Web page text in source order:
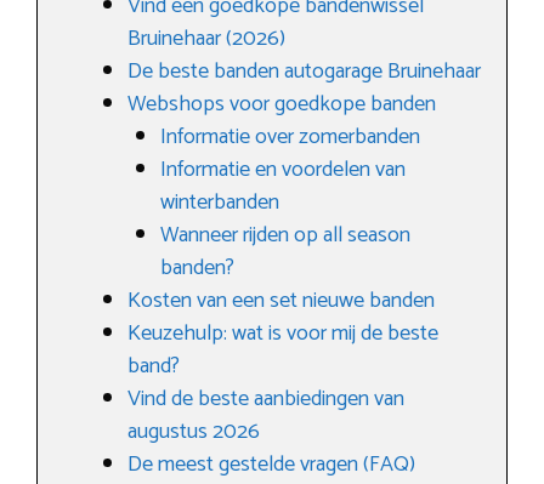
Bruinehaar (2026)
De beste banden autogarage Bruinehaar
Webshops voor goedkope banden
Informatie over zomerbanden
Informatie en voordelen van
winterbanden
Wanneer rijden op all season
banden?
Kosten van een set nieuwe banden
Keuzehulp: wat is voor mij de beste
band?
Vind de beste aanbiedingen van
augustus 2026
De meest gestelde vragen (FAQ)